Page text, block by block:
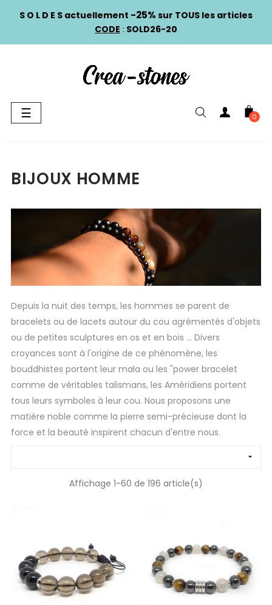
S O L D E S actuellement -25% sur TOUS les articles
CODE : SOLD26-20
Basculer
la
☰ 0
BIJOUX HOMME
Depuis la nuit des temps, les hommes se parent de
bracelets ou de lacets autour du cou agrémentés d'objets
ou de petites sculptures en os et en bois ... Divers
croyances sont à l'origine de ce phénomène, les
bouddhistes portent leur mala ou les "power bracelet
comme de véritables talismans, les Améridiens portent
tous leurs symboles à leur cou. Nous proposons une
matière noble comme la pierre semi-précieuse dont la
force et la beauté inspirent chacun d'entre nous.

Affichage 1-60 de 196 article(s)